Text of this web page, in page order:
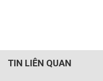
TIN LIÊN QUAN